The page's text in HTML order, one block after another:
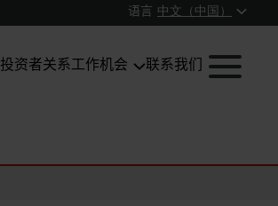
语言 中文（中国）
投资者关系工作机会 联系我们